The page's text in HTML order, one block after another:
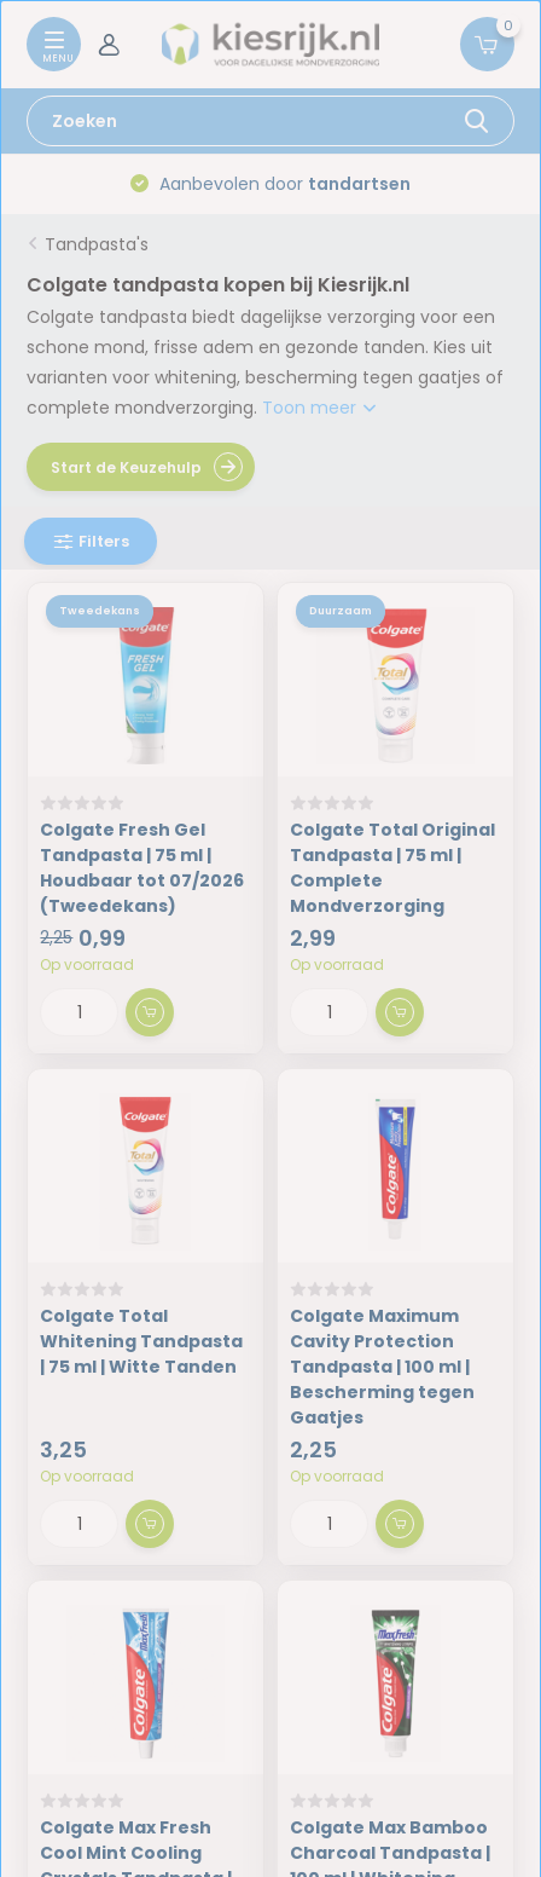
0
Gratis verzenden vanaf59,-
Tandpasta's
Colgate tandpasta kopen bij Kiesrijk.nl
Colgate tandpasta biedt dagelijkse verzorging voor een
schone mond, frisse adem en gezonde tanden. Kies uit
varianten voor whitening, bescherming tegen gaatjes of
complete mondverzorging. Toon meer
Filters
Start de Keuzehulp
Tweedekans
Colgate Fresh Gel
Tandpasta | 75 ml |
Houdbaar tot 07/2026
(Tweedekans)
2,25 0,99
Op voorraad
Duurzaam
Colgate Total Original
Tandpasta | 75 ml |
Complete
Mondverzorging
2,99
Op voorraad
Colgate Total
Whitening Tandpasta
| 75 ml | Witte Tanden
3,25
Op voorraad
Colgate Maximum
Cavity Protection
Tandpasta | 100 ml |
Bescherming tegen
Gaatjes
2,25
Op voorraad
Colgate Max Fresh
Cool Mint Cooling
Colgate Max Bamboo
Charcoal Tandpasta |